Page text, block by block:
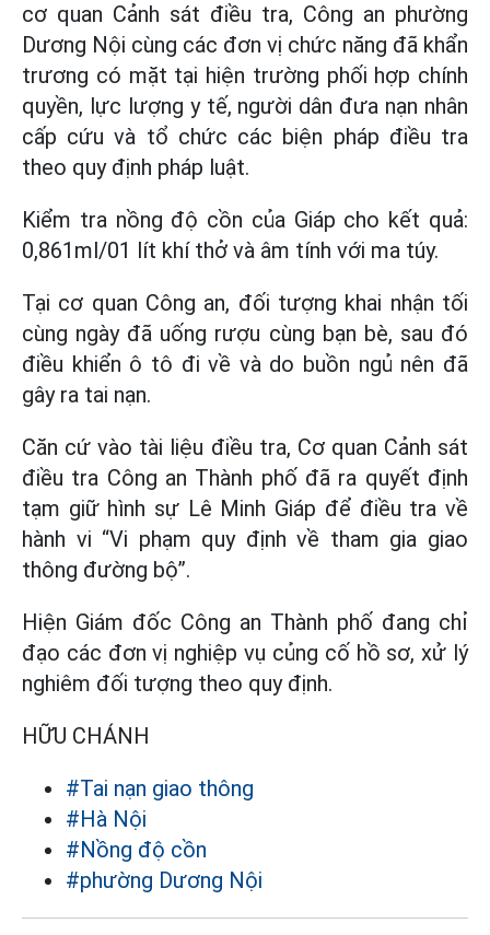
cơ quan Cảnh sát điều tra, Công an phường
Dương Nội cùng các đơn vị chức năng đã khẩn
trương có mặt tại hiện trường phối hợp chính
quyền, lực lượng y tế, người dân đưa nạn nhân
cấp cứu và tổ chức các biện pháp điều tra
theo quy định pháp luật.
Kiểm tra nồng độ cồn của Giáp cho kết quả:
0,861ml/01 lít khí thở và âm tính với ma túy.
Tại cơ quan Công an, đối tượng khai nhận tối
cùng ngày đã uống rượu cùng bạn bè, sau đó
điều khiển ô tô đi về và do buồn ngủ nên đã
gây ra tai nạn.
Căn cứ vào tài liệu điều tra, Cơ quan Cảnh sát
điều tra Công an Thành phố đã ra quyết định
tạm giữ hình sự Lê Minh Giáp để điều tra về
hành vi “Vi phạm quy định về tham gia giao
thông đường bộ”.
Hiện Giám đốc Công an Thành phố đang chỉ
đạo các đơn vị nghiệp vụ củng cố hồ sơ, xử lý
nghiêm đối tượng theo quy định.
HỮU CHÁNH
#Tai nạn giao thông
#Hà Nội
#Nồng độ cồn
#phường Dương Nội